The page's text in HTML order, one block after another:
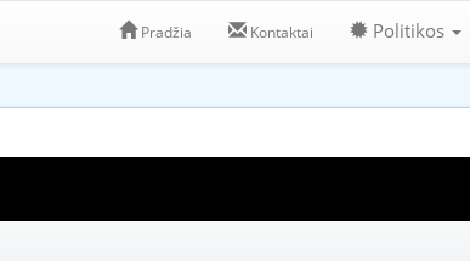
Pradžia Kontaktai Politikos